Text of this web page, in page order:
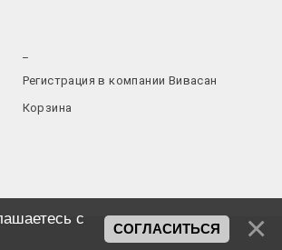
Регистрация в компании Вивасан
Корзина
с
СОГЛАСИТЬСЯ